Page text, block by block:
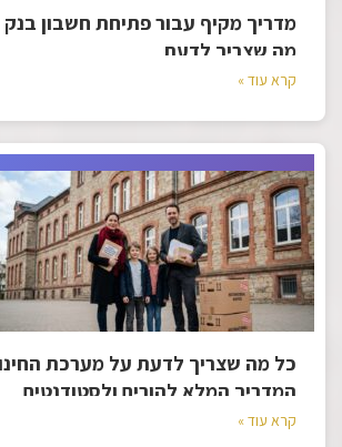
מדריך מקיף עבור פתיחת חשבון בנק
מה שצריך לדעת
קרא עוד »
כל מה שצריך לדעת על מערכת
המדריך המלא להורים ולסטודנטים
קרא עוד »